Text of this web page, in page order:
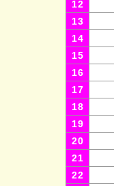
12
13
14
15
16
17
18
19
20
21
22